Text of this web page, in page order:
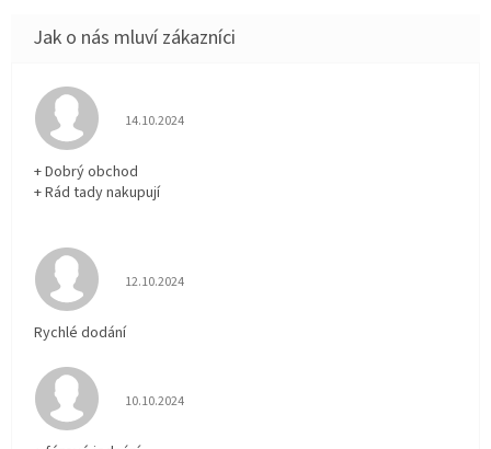
Hodnocení obchodu je 5 z 5 hvězdiček.
14.10.2024
+ Dobrý obchod
+ Rád tady nakupují
Hodnocení obchodu je 5 z 5 hvězdiček.
12.10.2024
Rychlé dodání
Hodnocení obchodu je 5 z 5 hvězdiček.
10.10.2024